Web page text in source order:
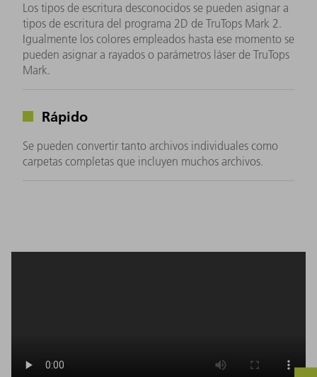
Los tipos de escritura desconocidos se pueden asignar a
tipos de escritura del programa 2D de TruTops Mark 2.
Igualmente los colores empleados hasta ese momento se
pueden asignar a rayados o parámetros láser de TruTops
Mark.
Rápido
Se pueden convertir tanto archivos individuales como
carpetas completas que incluyen muchos archivos.